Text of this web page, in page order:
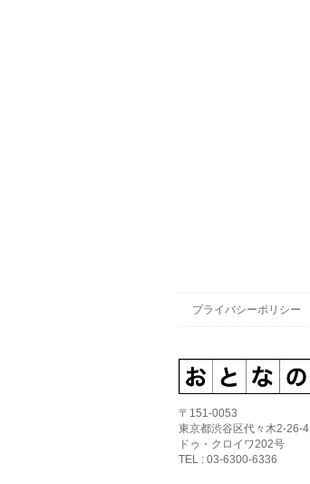
プライバシーポリシー
〒151-0053
東京都渋谷区代々木2-26-4
ドゥ・クロイワ202号
TEL : 03-6300-6336